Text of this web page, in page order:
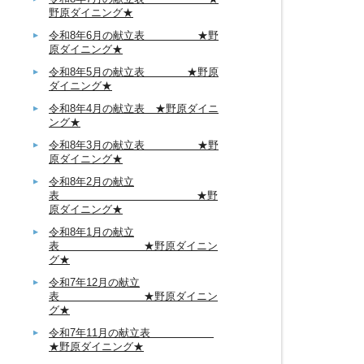
野原ダイニング★
令和8年6月の献立表 ★野
原ダイニング★
令和8年5月の献立表 ★野原
ダイニング★
令和8年4月の献立表 ★野原ダイニ
ング★
令和8年3月の献立表 ★野
原ダイニング★
令和8年2月の献立
表 ★野
原ダイニング★
令和8年1月の献立
表 ★野原ダイニン
グ★
令和7年12月の献立
表 ★野原ダイニン
グ★
令和7年11月の献立表
★野原ダイニング★